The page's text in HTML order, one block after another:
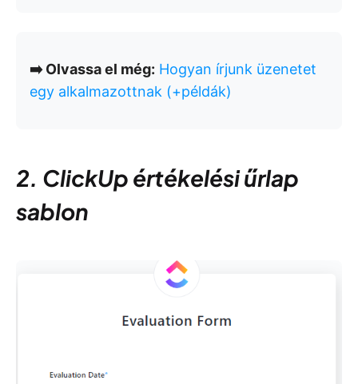
➡️ Olvassa el még: Hogyan írjunk üzenetet
egy alkalmazottnak (+példák)
2. ClickUp értékelési űrlap
sablon